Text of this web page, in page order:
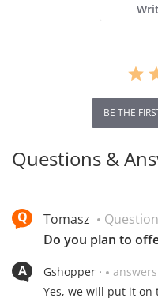
BE THE
Questions &
Tomasz Question
Do you plan to
Gshopper · answers
Yes, we will put it on